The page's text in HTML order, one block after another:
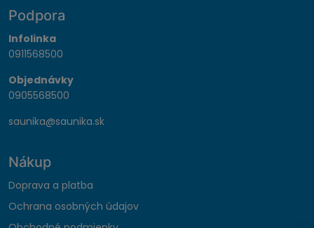
Podpora
Infolinka
0911568500
Objednávky
0905568500
saunika@saunika.sk
Nákup
Doprava a platba
Ochrana osobných údajov